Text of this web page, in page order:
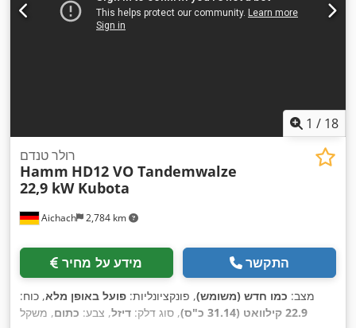
1 / 18
Aichach 2,784 km
רולר טנדם
Hamm HD12 VO Tandemwalze
22,9 kW Kubota
מידע על מחיר התקשר
מצב: כמו חדש (משומש), פונקציונליות: פועל באופן מלא, כוח:
22.9 קילוואט (31.14 כ"ס)
, סוג דלק: דיזל, צבע: כתום, משקל